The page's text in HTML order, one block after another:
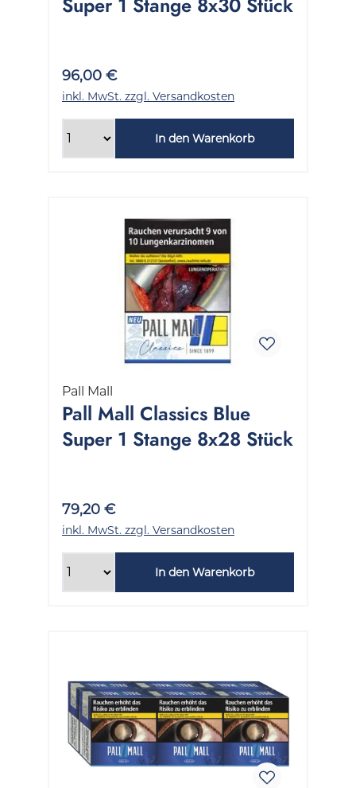
96,00 €
inkl. MwSt. zzgl. Versandkosten
In den Warenkorb
Pall Mall
Pall Mall Classics Blue
Super 1 Stange 8x28 Stück
79,20 €
inkl. MwSt. zzgl. Versandkosten
In den Warenkorb